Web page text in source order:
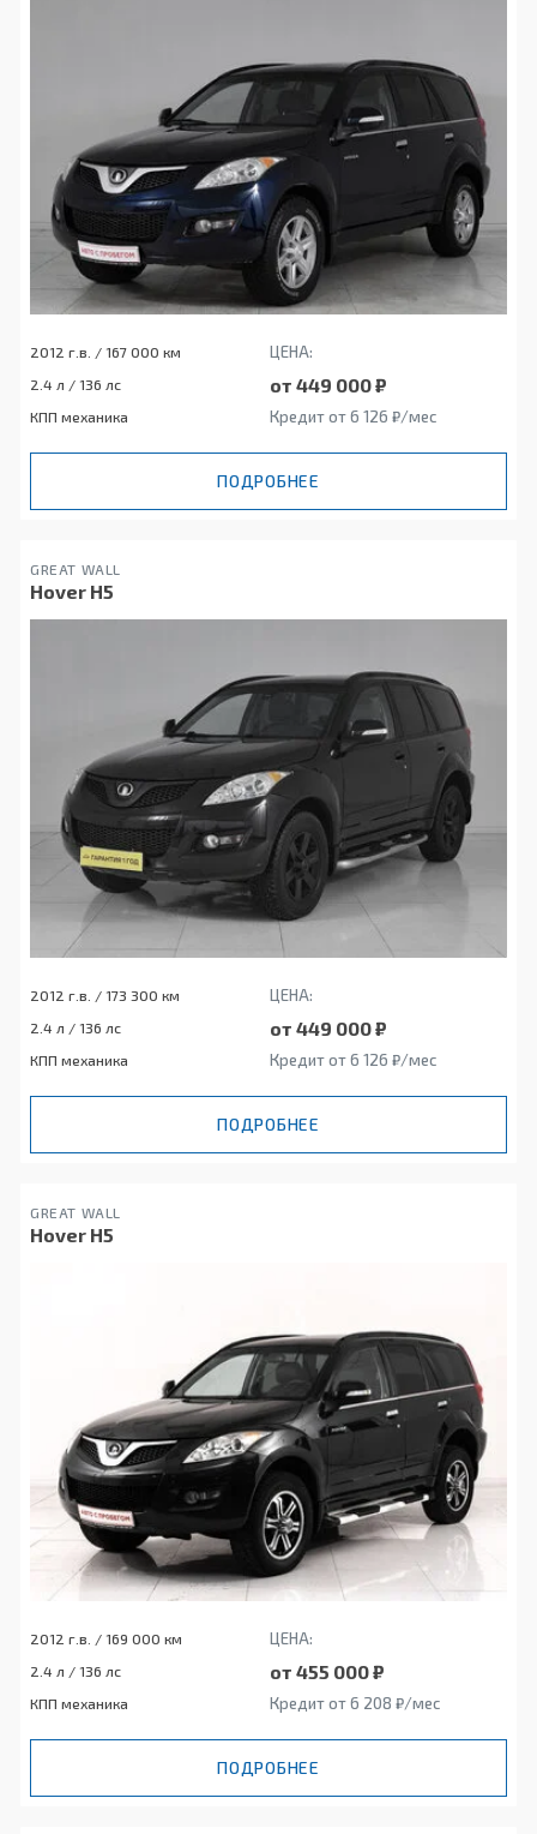
2012 г.в. / 167 000 км ЦЕНА:
2.4 л / 136 лс от 449 000 ₽
КПП механика Кредит от 6 126 ₽/мес
ПОДРОБНЕЕ
GREAT WALL
Hover H5
2012 г.в. / 173 300 км ЦЕНА:
2.4 л / 136 лс от 449 000 ₽
КПП механика Кредит от 6 126 ₽/мес
ПОДРОБНЕЕ
GREAT WALL
Hover H5
2012 г.в. / 169 000 км ЦЕНА:
2.4 л / 136 лс от 455 000 ₽
КПП механика Кредит от 6 208 ₽/мес
ПОДРОБНЕЕ